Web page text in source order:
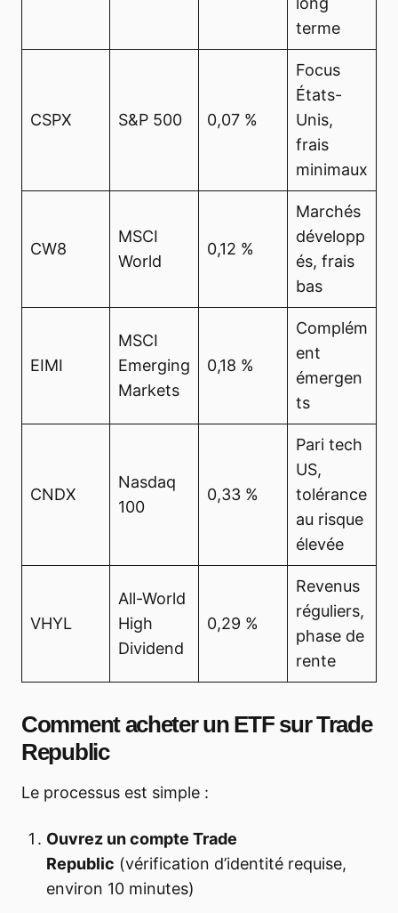
terme
CSPX S&P 500 0,07 %
Focus
États-
Unis,
frais
minimaux
CW8
MSCI
World
0,12 %
Marchés
développ
és, frais
bas
EIMI
MSCI
Emerging
Markets
0,18 %
Complém
ent
émergen
ts
CNDX
Nasdaq
100
0,33 %
Pari tech
US,
tolérance
au risque
élevée
VHYL
All-World
High
Dividend
0,29 %
Revenus
réguliers,
phase de
rente
Comment acheter un ETF sur Trade
Republic
Le processus est simple :
Ouvrez un compte Trade
Republic (vérification d’identité requise,
environ 10 minutes)